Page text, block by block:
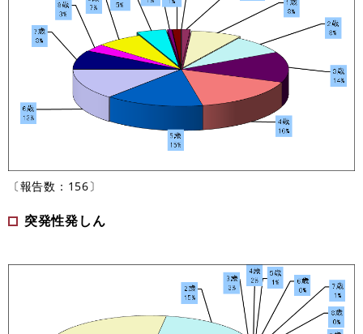
〔報告数：156〕
突発性発しん